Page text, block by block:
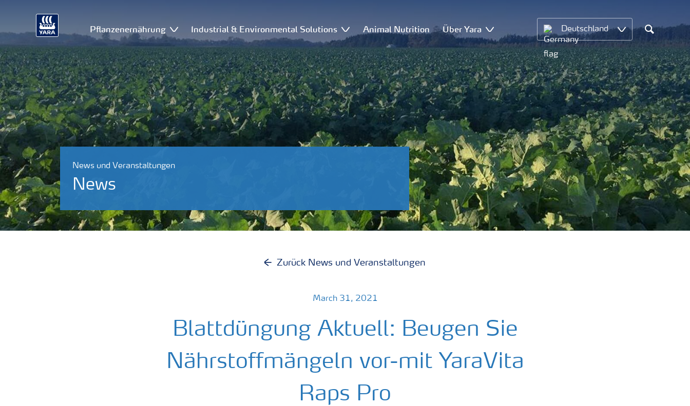
Pflanzenernährung Industrial & Environmental Solutions Animal Nutrition Über Yara Deutschland
Search
News und Veranstaltungen
News
Zurück News und Veranstaltungen
March 31, 2021
Blattdüngung Aktuell: Beugen Sie
Nährstoffmängeln vor-mit YaraVita
Raps Pro